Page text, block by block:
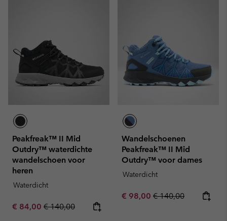
Peakfreak™ II Mid
Outdry™ waterdichte
wandelschoen voor
heren
Waterdicht
Sale price:
€ 84,00 Regular price:
€ 140,00
Wandelschoenen
Peakfreak™ II Mid
Outdry™ voor dames
Waterdicht
Sale price:
€ 98,00 Regular price:
€ 140,00